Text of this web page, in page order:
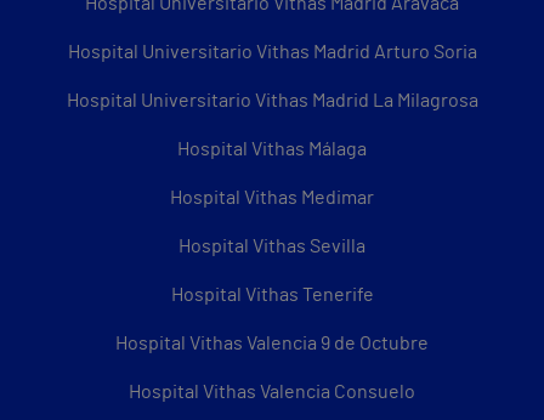
Hospital Universitario Vithas Madrid Aravaca
Hospital Universitario Vithas Madrid Arturo Soria
Hospital Universitario Vithas Madrid La Milagrosa
Hospital Vithas Málaga
Hospital Vithas Medimar
Hospital Vithas Sevilla
Hospital Vithas Tenerife
Hospital Vithas Valencia 9 de Octubre
Hospital Vithas Valencia Consuelo